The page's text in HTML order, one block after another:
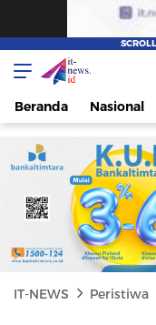
IT-NEWS
Update Cepat,
Beranda Nasional
IT-NEWS Peristiwa